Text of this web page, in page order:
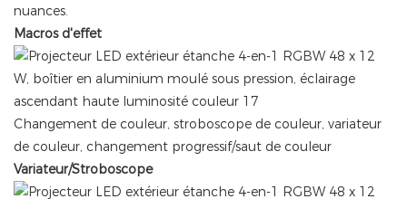
nuances.
Macros d'effet
Changement de couleur, stroboscope de couleur, variateur
de couleur, changement progressif/saut de couleur
Variateur/Stroboscope